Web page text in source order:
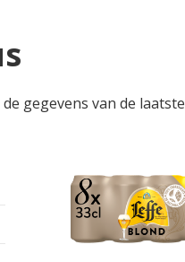
gegevens van de